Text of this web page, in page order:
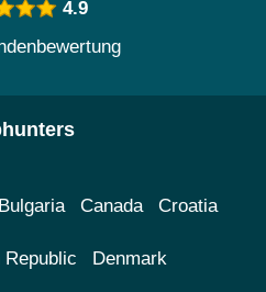
4.9
Bulgaria Canada Croatia
Denmark